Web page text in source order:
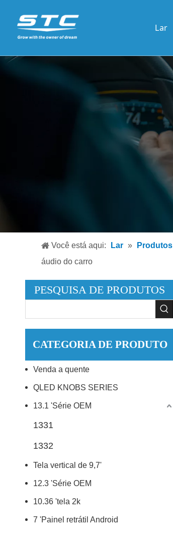
Lar
Você está aqui: Lar » Produtos
áudio do carro
PESQUISA DE PRODUTOS
CATEGORIA DE PRODUTO
Venda a quente
QLED KNOBS SERIES
13.1 'Série OEM
1331
1332
Tela vertical de 9,7'
12.3 'Série OEM
10.36 'tela 2k
7 'Painel retrátil Android